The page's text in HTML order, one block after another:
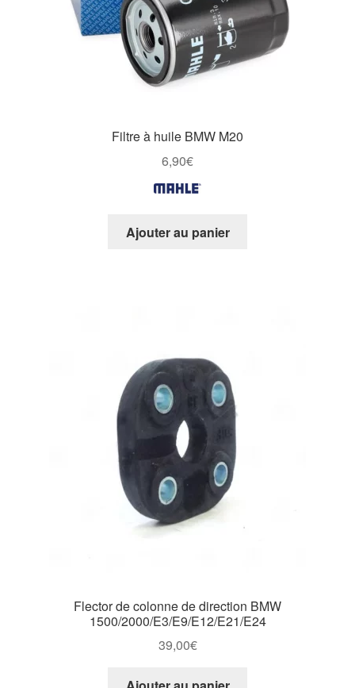
Filtre à huile BMW M20
6,90€
Ajouter au panier
Flector de colonne de direction BMW
1500/2000/E3/E9/E12/E21/E24
39,00€